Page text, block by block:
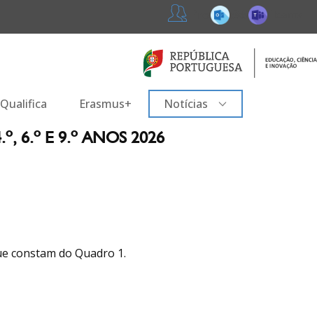
Professores
365
Erasmus+ Notícias
6.º E 9.º ANOS 2026
constam do Quadro 1.